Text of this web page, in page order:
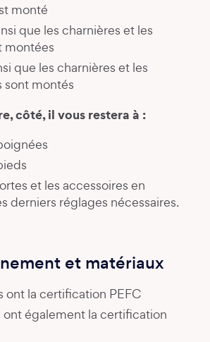
monté
que les charnières et les
montées
que les charnières et les
sont montés
côté, il vous restera à :
et les accessoires en
derniers réglages nécessaires.
et matériaux
ont la certification PEFC
ont également la certification